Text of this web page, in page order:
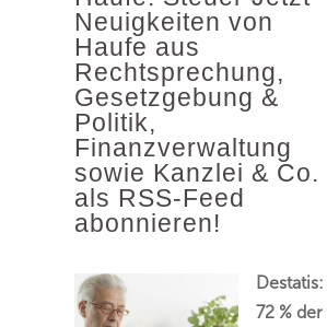
Neuigkeiten von
Haufe aus
Rechtsprechung,
Gesetzgebung &
Politik,
Finanzverwaltung
sowie Kanzlei & Co.
als RSS-Feed
abonnieren!
Destatis:
72 % der